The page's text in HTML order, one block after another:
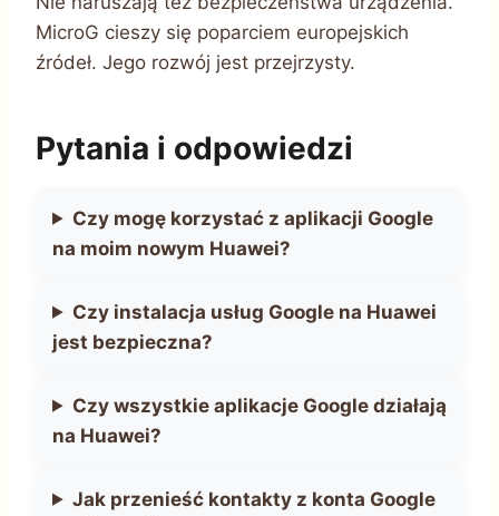
MicroG cieszy się poparciem europejskich
źródeł. Jego rozwój jest przejrzysty.
Pytania i odpowiedzi
Czy mogę korzystać z aplikacji Google
na moim nowym Huawei?
Czy instalacja usług Google na Huawei
jest bezpieczna?
Czy wszystkie aplikacje Google działają
na Huawei?
Jak przenieść kontakty z konta Google